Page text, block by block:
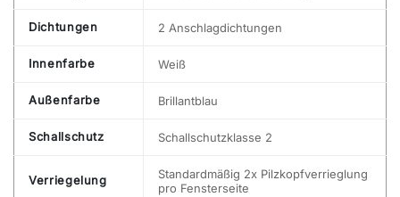
Dichtungen 2 Anschlagdichtungen
Innenfarbe Weiß
Außenfarbe Brillantblau
Schallschutz Schallschutzklasse 2
Verriegelung
Standardmäßig 2x Pilzkopfverrieglung
pro Fensterseite